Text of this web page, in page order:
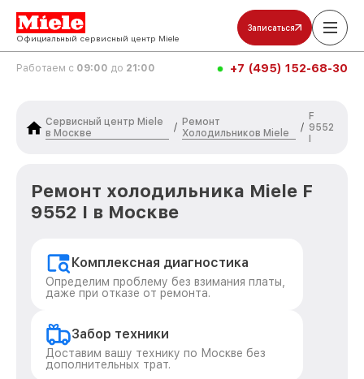
Официальный сервисный центр Miele
Записаться
Работаем с 09:00 до 21:00 +7 (495) 152-68-30
Сервисный центр Miele
в Москве
/
Ремонт
Холодильников Miele
/
F
9552
Ремонт холодильника Miele F
9552 I в Москве
Комплексная диагностика
Определим проблему без взимания платы,
даже при отказе от ремонта.
Забор техники
Доставим вашу технику по Москве без
дополнительных трат.